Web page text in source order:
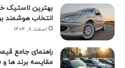
انتخاب هوشمند
اسفند ۸, ۱۴۰۴
راهنمای جامع
مقایسه برند ها